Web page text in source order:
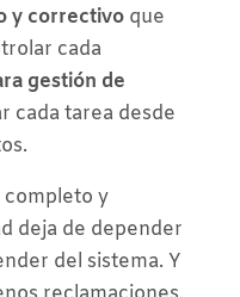
y correctivoque
cada
gestión de
cada tarea desde
completo y
deja de depender
del sistema. Y